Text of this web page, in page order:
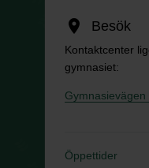
location_on Besök
Kontaktcenter
gymnasiet:
Gymnasievägen
Öppettider